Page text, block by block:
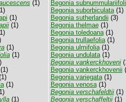
(1)
(1)
(1)
(1)
(1)
(1)
(1)
Begonia
Begonia suborbiculata(1)
Begonia sutherlandii (3)
Begonia thelmae(1)
Begonia toledoana(1)
Begonia trullaefolia(1)
Begonia ulmifolia(1)
Begonia undulata(1)
Begonia vankerckhoveni
Begonia vankerckhovenii
Begonia variegata(1)
Begonia venosa(1)
Begonia verschafeldtii(1)
Begonia verschaffeltii(1)